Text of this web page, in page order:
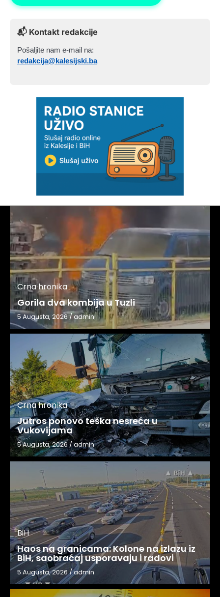
📬 Kontakt redakcije
Pošaljite nam e-mail na:
redakcija@kalesijski.ba
Crna hronika
Gorila dva kombija u Tuzli
5 Augusta, 2026/admin
Crna hronika
Jutros ponovo teška nesreća u
Vukovijama
5 Augusta, 2026/admin
BiH
Haos na granicama: Kolone na izlazu iz
BiH, saobraćaj usporavaju i radovi
5 Augusta, 2026/admin